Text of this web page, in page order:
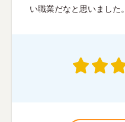
い職業だなと思いました。